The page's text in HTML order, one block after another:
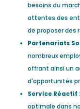
besoins du
attentes des
de proposer des
Partenariats
nombreux
offrant ainsi un
d'opportunités
Service Réactif :
optimale dans